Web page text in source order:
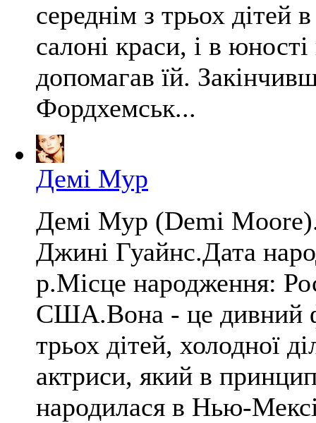
середнім з трьох дітей
салоні краси, і в
допомагав їй.
Фордхемськ...
Демі Мур
Демі Мур (Demi Moore).
Джині Гуайнс.Дата
р.Місце народження:
США.Вона - це дивний
трьох дітей, холодної
актриси, який в
народилася в Нью-